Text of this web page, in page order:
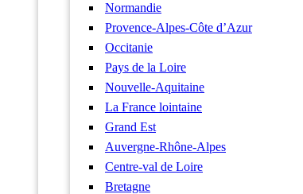
Normandie
Provence-Alpes-Côte d’Azur
Occitanie
Pays de la Loire
Nouvelle-Aquitaine
La France lointaine
Grand Est
Auvergne-Rhône-Alpes
Centre-val de Loire
Bretagne